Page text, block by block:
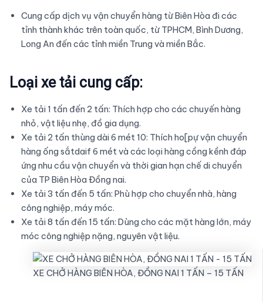
Cung cấp dịch vụ vận chuyển hàng từ Biên Hòa đi các
tỉnh thành khác trên toàn quốc, từ TPHCM, Bình Dương,
Long An đến các tỉnh miền Trung và miền Bắc.
Loại xe tải cung cấp:
Xe tải 1 tấn đến 2 tấn: Thích hợp cho các chuyến hàng
nhỏ, vật liệu nhẹ, đồ gia dụng.
Xe tải 2 tấn thùng dài 6 mét 10: Thích ho[pự vận chuyển
hàng ống sắtdaif 6 mét và các loại hàng cồng kềnh đáp
ứng nhu cầu vận chuyển và thời gian hạn chế di chuyển
của TP Biên Hòa Đồng nai.
Xe tải 3 tấn đến 5 tấn: Phù hợp cho chuyển nhà, hàng
công nghiệp, máy móc.
Xe tải 8 tấn đến 15 tấn: Dùng cho các mặt hàng lớn, máy
móc công nghiệp nặng, nguyên vật liệu.
XE CHỞ HÀNG BIÊN HÒA, ĐỒNG NAI 1 TẤN – 15 TẤN